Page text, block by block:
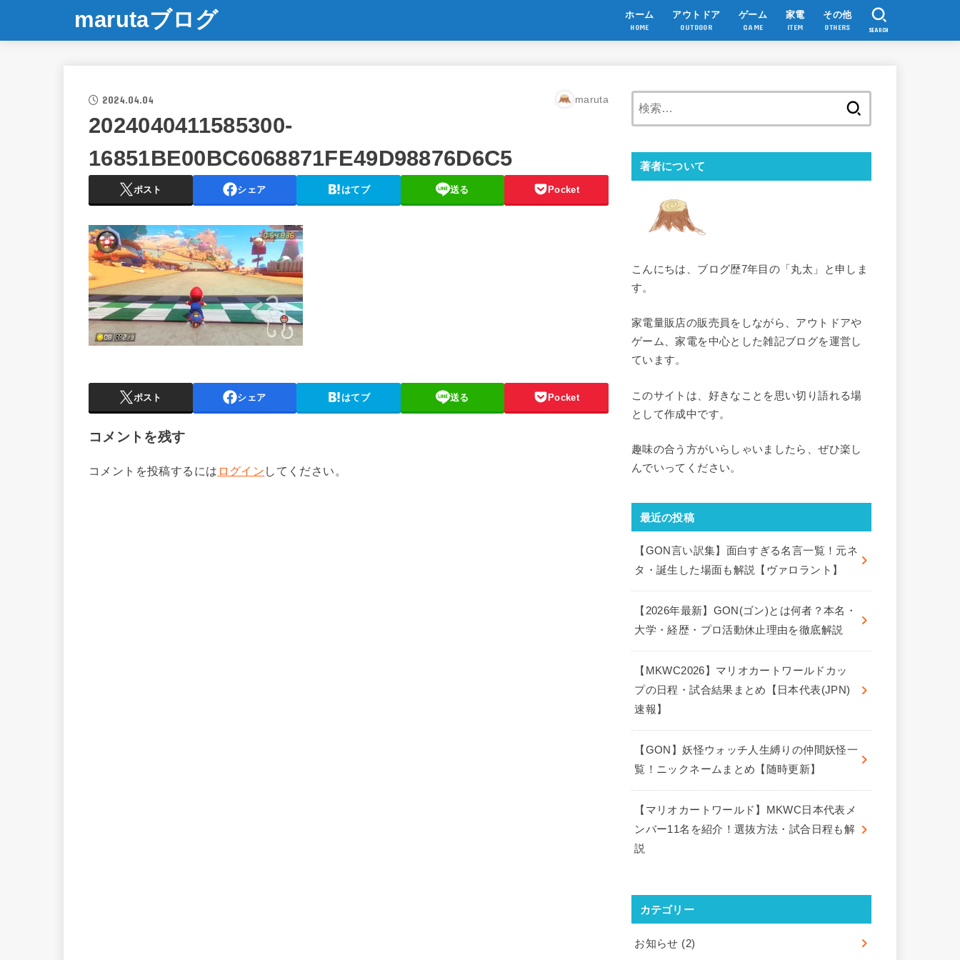
marutaブログ ホーム
HOME
アウトドア
OUTDOOR
ゲーム
GAME
家電
ITEM
その他
OTHERS SEARCH
2024.04.04 maruta
2024040411585300-
16851BE00BC6068871FE49D98876D6C5
ポスト シェア はてブ 送る Pocket
ポスト シェア はてブ 送る Pocket
コメントを残す
コメントを投稿するには ログイン してください。
著者について
こんにちは、ブログ歴7年目の「丸太」と申しま
す。
家電量販店の販売員をしながら、アウトドアや
ゲーム、家電を中心とした雑記ブログを運営し
ています。
このサイトは、好きなことを思い切り語れる場
として作成中です。
趣味の合う方がいらしゃいましたら、ぜひ楽し
んでいってください。
最近の投稿
【GON言い訳集】面白すぎる名言一覧！元ネ
タ・誕生した場面も解説【ヴァロラント】
【2026年最新】GON(ゴン)とは何者？本名・
大学・経歴・プロ活動休止理由を徹底解説
【MKWC2026】マリオカートワールドカッ
プの日程・試合結果まとめ【日本代表(JPN)
速報】
【GON】妖怪ウォッチ人生縛りの仲間妖怪一
覧！ニックネームまとめ【随時更新】
【マリオカートワールド】MKWC日本代表メ
ンバー11名を紹介！選抜方法・試合日程も解
説
カテゴリー
お知らせ (2)